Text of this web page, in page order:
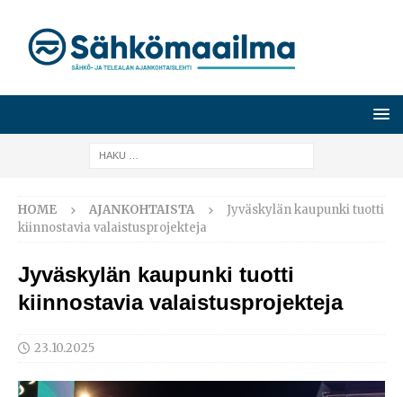
HOME AJANKOHTAISTA
Jyväskylän kaupunki tuotti
kiinnostavia valaistusprojekteja
Jyväskylän kaupunki tuotti
kiinnostavia valaistusprojekteja
23.10.2025